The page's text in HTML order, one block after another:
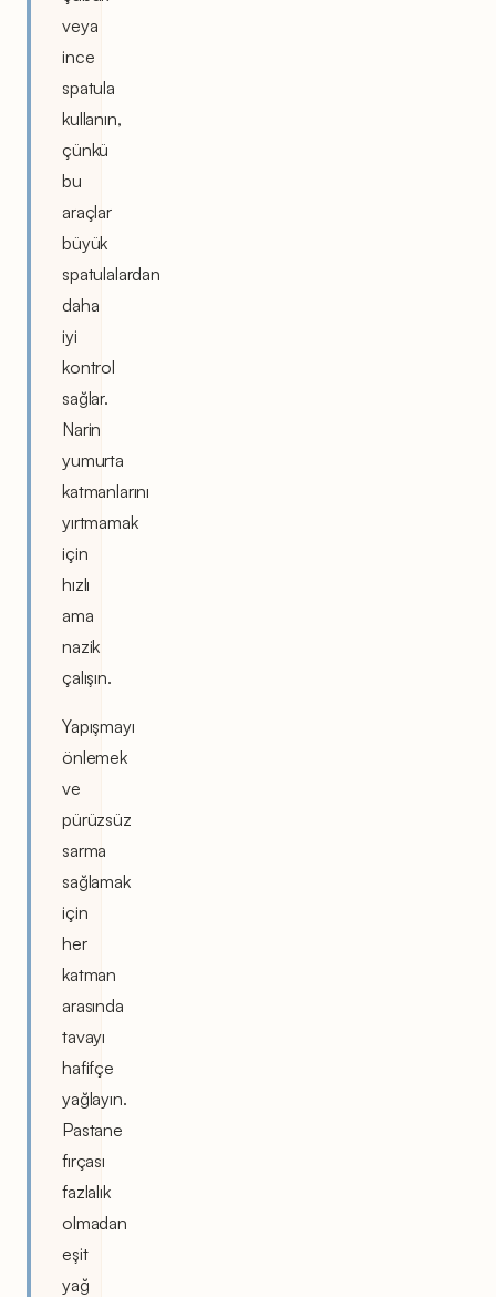
veya
ince
spatula
kullanın,
çünkü
bu
araçlar
büyük
spatulalardan
daha
iyi
kontrol
sağlar.
Narin
yumurta
katmanlarını
yırtmamak
için
hızlı
ama
nazik
çalışın.
Yapışmayı
önlemek
ve
pürüzsüz
sarma
sağlamak
için
her
katman
arasında
tavayı
hafifçe
yağlayın.
Pastane
fırçası
fazlalık
olmadan
eşit
yağ